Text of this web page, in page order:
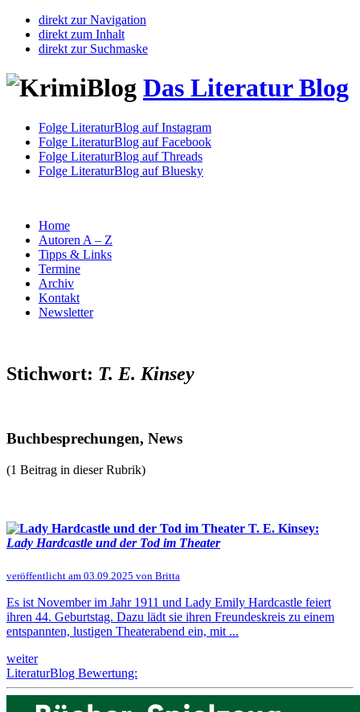
direkt zur Navigation
direkt zum Inhalt
direkt zur Suchmaske
Das Literatur Blog
Folge LiteraturBlog auf Instagram
Folge LiteraturBlog auf Facebook
Folge LiteraturBlog auf Threads
Folge LiteraturBlog auf Bluesky
Home
Autoren A – Z
Tipps & Links
Termine
Archiv
Kontakt
Newsletter
Stichwort: T. E. Kinsey
Buchbesprechungen, News
(1 Beitrag in dieser Rubrik)
T. E. Kinsey:
Lady Hardcastle und der Tod im Theater
veröffentlicht am 03.09.2025 von Britta
Es ist November im Jahr 1911 und Lady Emily Hardcastle feiert
ihren 44. Geburtstag. Dazu lädt sie ihren Freundeskreis zu einem
entspannten, lustigen Theaterabend ein, mit ...
weiter
LiteraturBlog Bewertung: